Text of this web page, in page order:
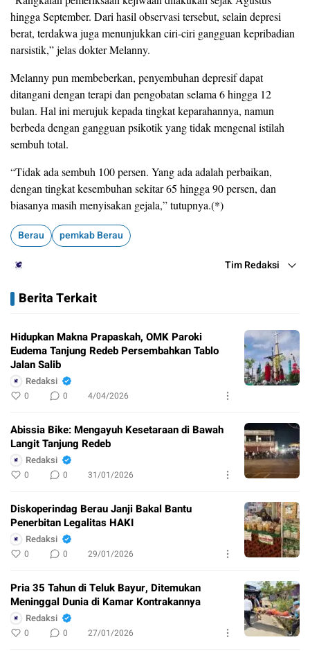
hingga September. Dari hasil observasi tersebut, selain depresi
berat, terdakwa juga menunjukkan ciri-ciri gangguan kepribadian
narsistik,” jelas dokter Melanny.
Melanny pun membeberkan, penyembuhan depresif dapat
ditangani dengan terapi dan pengobatan selama 6 hingga 12
bulan. Hal ini merujuk kepada tingkat keparahannya, namun
berbeda dengan gangguan psikotik yang tidak mengenal istilah
sembuh total.
“Tidak ada sembuh 100 persen. Yang ada adalah perbaikan,
dengan tingkat kesembuhan sekitar 65 hingga 90 persen, dan
biasanya masih menyisakan gejala,” tutupnya.(*)
Berau pemkab Berau
Tim Redaksi
Berita Terkait
Hidupkan Makna Prapaskah, OMK Paroki
Eudema Tanjung Redeb Persembahkan Tablo
Jalan Salib
Redaksi
0 0 4/04/2026
Abissia Bike: Mengayuh Kesetaraan di Bawah
Langit Tanjung Redeb
Redaksi
0 0 31/01/2026
Diskoperindag Berau Janji Bakal Bantu
Penerbitan Legalitas HAKI
Redaksi
0 0 29/01/2026
Pria 35 Tahun di Teluk Bayur, Ditemukan
Meninggal Dunia di Kamar Kontrakannya
Redaksi
0 0 27/01/2026